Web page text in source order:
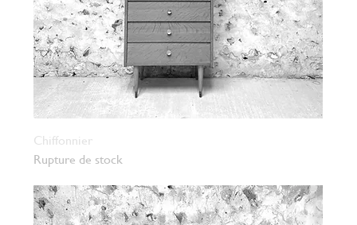
Chiffonnier
Rupture de stock